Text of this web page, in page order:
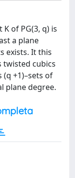
of PG(3, q) is
a plane
exists. It this
twisted cubics
+1)–sets of
plane degree.